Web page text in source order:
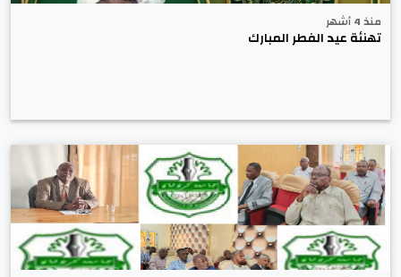
منذ 4 أشهر
تهنئة عيد الفطر المبارك